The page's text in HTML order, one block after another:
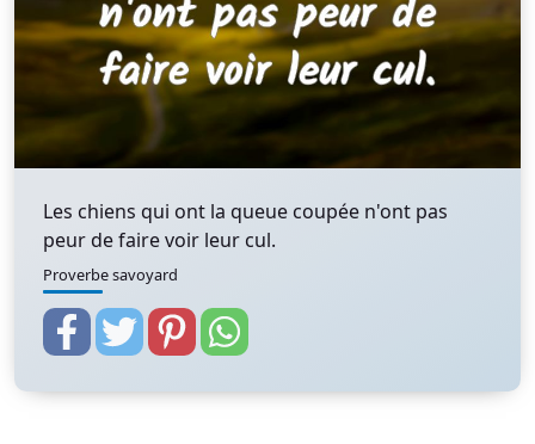
Les chiens qui ont la queue coupée n'ont pas
peur de faire voir leur cul.
Proverbe savoyard